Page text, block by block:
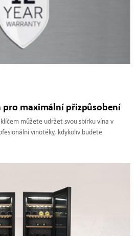
maximální přizpůsobení
můžete udržet svou sbírku vína v
vinotéky, kdykoliv budete